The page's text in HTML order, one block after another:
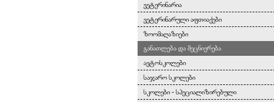
ვეტერინარია
ვეტერინარული აფთიაქები
ზოომაღაზიები
განათლება და მეცნიერება
ავტოსკოლები
საჯარო სკოლები
სკოლები - სპეციალიზირებული